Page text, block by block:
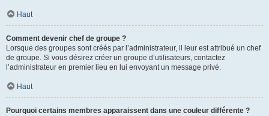
Haut
Comment devenir chef de groupe ?
Lorsque des groupes sont créés par l’administrateur, il leur est attribué un chef
de groupe. Si vous désirez créer un groupe d’utilisateurs, contactez
l’administrateur en premier lieu en lui envoyant un message privé.
Haut
Pourquoi certains membres apparaissent dans une couleur différente ?